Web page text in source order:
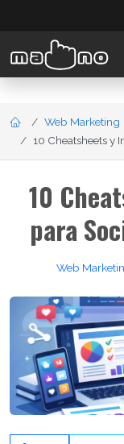
Web Marketing
10 Cheatsheets y
10
para
Web